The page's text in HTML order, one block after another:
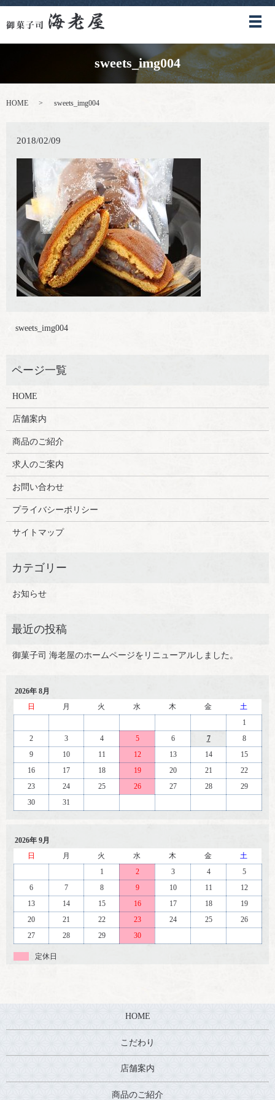
メ
sweets_img004
HOME sweets_img004
2018/02/09
sweets_img004
HOME
店舗案内
商品のご紹介
求人のご案内
お問い合わせ
プライバシーポリシー
サイトマップ
お知らせ
御菓子司 海老屋のホームページをリニューアルしました。
2026年 8月
日
月 火 水 木 金
土
1
2
3 4 5 6 7
8
9
10 11 12 13 14
15
16
17 18 19 20 21
22
23
24 25 26 27 28
29
30
31
2026年 9月
日
月 火 水 木 金
土
1
2 3 4
5
6
7 8 9 10 11
12
13
14 15 16 17 18
19
20
21 22 23 24 25
26
27
28 29 30
定休日
HOME
こだわり
店舗案内
商品のご紹介